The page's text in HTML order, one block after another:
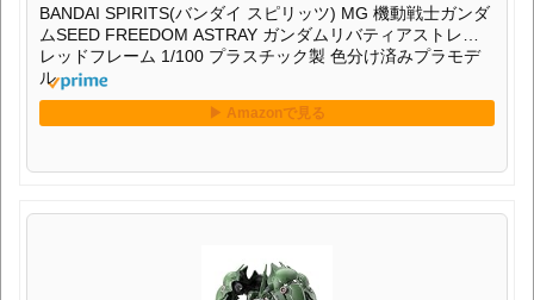
BANDAI SPIRITS(バンダイ スピリッツ) MG 機動戦士ガンダ
ムSEED FREEDOM ASTRAY ガンダムリバティアストレイ
レッドフレーム 1/100 プラスチック製 色分け済みプラモデ
ル